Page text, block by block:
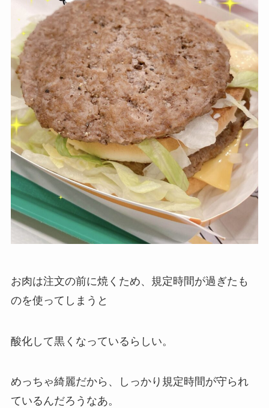
お肉は注文の前に焼くため、規定時間が過ぎたも
のを使ってしまうと
酸化して黒くなっているらしい。
めっちゃ綺麗だから、しっかり規定時間が守られ
ているんだろうなあ。